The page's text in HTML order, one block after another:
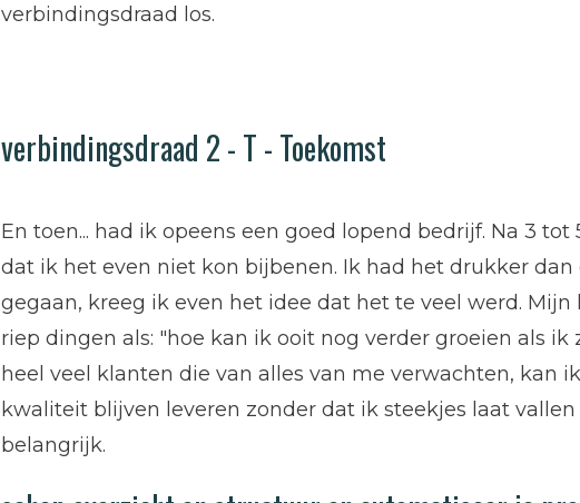
verbindingsdraad los.
verbindingsdraad 2 - T - Toekomst
En toen... had ik opeens een goed lopend bedrijf. Na 3
dat ik het even niet kon bijbenen. Ik had het drukker
gegaan, kreeg ik even het idee dat het te veel werd.
riep dingen als: "hoe kan ik ooit nog verder groeien als
heel veel klanten die van alles van me verwachten, kan
kwaliteit blijven leveren zonder dat ik steekjes laat
belangrijk.